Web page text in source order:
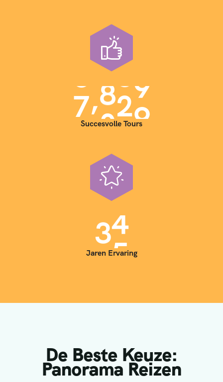
7,000
Succesvolle Tours
35
Jaren Ervaring
De Beste Keuze:
Panorama Reizen